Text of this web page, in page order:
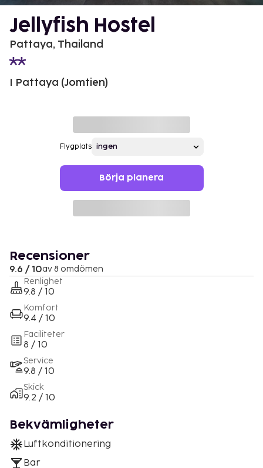
Jellyfish Hostel
Pattaya, Thailand
I Pattaya (Jomtien)
Flygplats
Börja planera
Recensioner
9.6 / 10av 8 omdömen
Renlighet
9.8 / 10
Komfort
9.4 / 10
Faciliteter
8 / 10
Service
9.8 / 10
Skick
9.2 / 10
Bekvämligheter
Luftkonditionering
Bar